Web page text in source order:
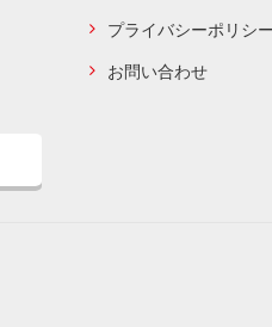
プライバシーポリシー
お問い合わせ